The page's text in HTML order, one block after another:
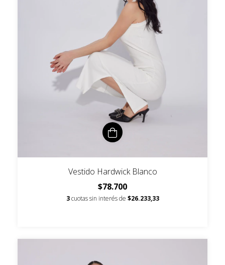
Vestido Hardwick Blanco
$78.700
3 cuotas sin interés de $26.233,33